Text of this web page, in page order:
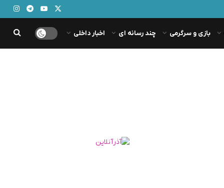
بازی و سرگرمی چند رسانه ای اخبار داخلی